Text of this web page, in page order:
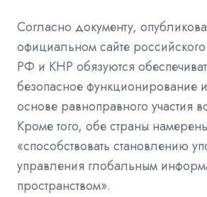
Согласно документу,
официальном сайте российского
РФ и КНР обязуются
безопасное функционирование
основе равноправного участия
Кроме того, обе страны
«способствовать становлению
управления глобальным
пространством».